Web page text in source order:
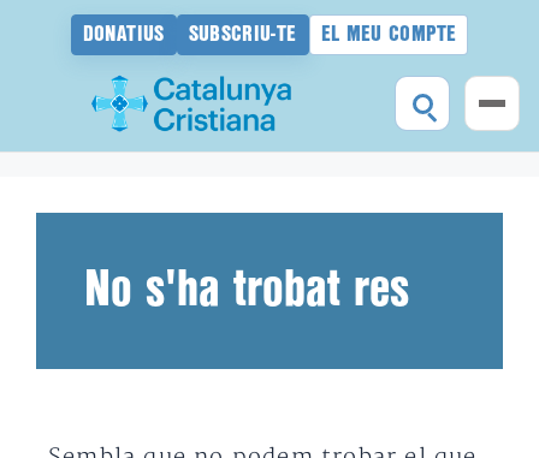
DONATIUS SUBSCRIU-TE EL MEU COMPTE
No s'ha trobat res